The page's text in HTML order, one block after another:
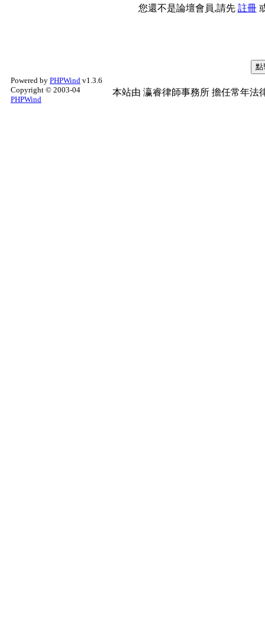
您還不是論壇會員,請先 註冊
Powered by PHPWind v1.3.6
Copyright © 2003-04
PHPWind
本站由 瀛睿律師事務所 擔任常年法